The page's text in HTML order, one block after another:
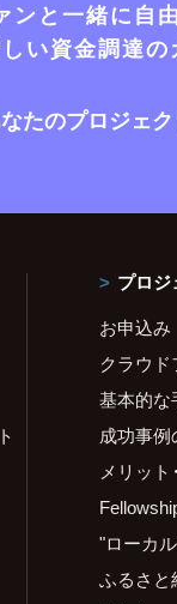
ンと一緒に自
い資金調達の
たのプロジェ
プロジ
お申込み
クラウ
基本的な
成功事例
メリット
"ローカ
ふるさと